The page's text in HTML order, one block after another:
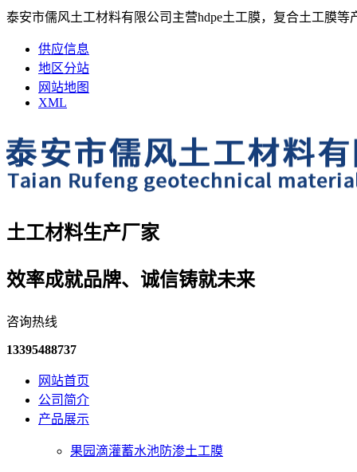
泰安市儒风土工材料有限公司主营hdpe土工膜，复合土工膜等
供应信息
地区分站
网站地图
XML
土工材料生产厂家
效率成就品牌、诚信铸就未来
咨询热线
13395488737
网站首页
公司简介
产品展示
果园滴灌蓄水池防渗土工膜